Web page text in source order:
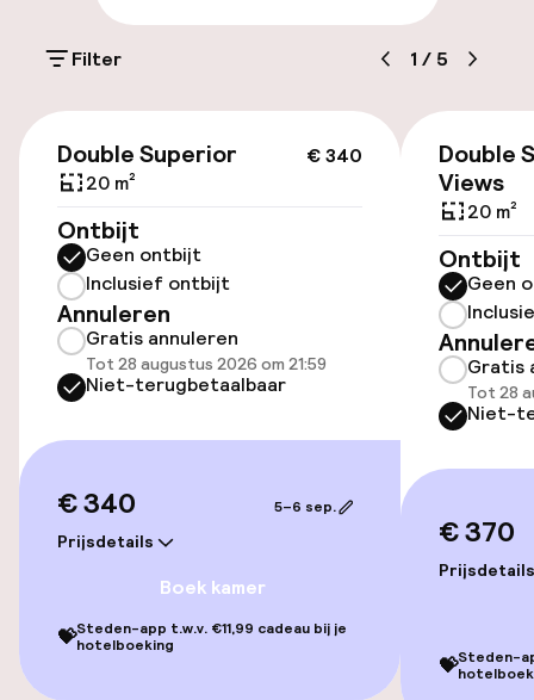
Parkeergelegenheid op eigen terrein
(buiten)
Openbaar parkeren
Toegankelijkheid
Overal rolstoeltoegankelijk
Lift
Voor toegankelijkheid
geoptimaliseerde kamers beschikbaar
Kamers
Voor toegankelijkheid
geoptimaliseerde kamers beschikbaar
Zwemmen & wellness
Filter 1 / 5
€ 340
Double Superior
20 m²
Ontbijt
Geen ontbijt
Inclusief ontbijt
Annuleren
Gratis annuleren
Tot 28 augustus 2026 om 21:59
Niet-terugbetaalbaar
€ 340
Prijsdetails
5–6 sep.
Boek kamer
💝Steden-app t.w.v. €11,99 cadeau bij je
hotelboeking
Double
Views
20 m²
Ontbijt
Geen
Gratis
Tot 28
Niet-
€ 370
Prijsdetails
💝Steden-